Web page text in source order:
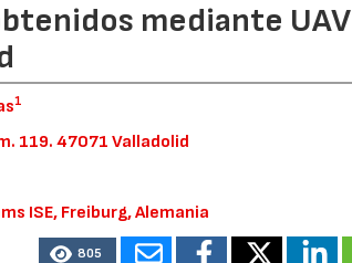
mediante UAV
1
119. 47071 Valladolid
ISE, Freiburg, Alemania
805